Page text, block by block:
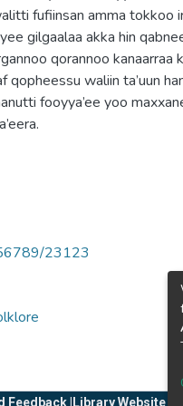
fufiinsan amma tokkoo
gilgaalaa akka hin
qorannoo kanaarraa
waliin ta’uun
fooyya’ee yoo
23123
Feedback | Library Website